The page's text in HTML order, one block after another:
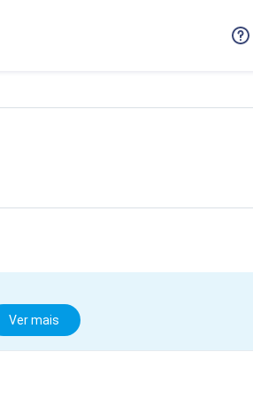
Ver mais